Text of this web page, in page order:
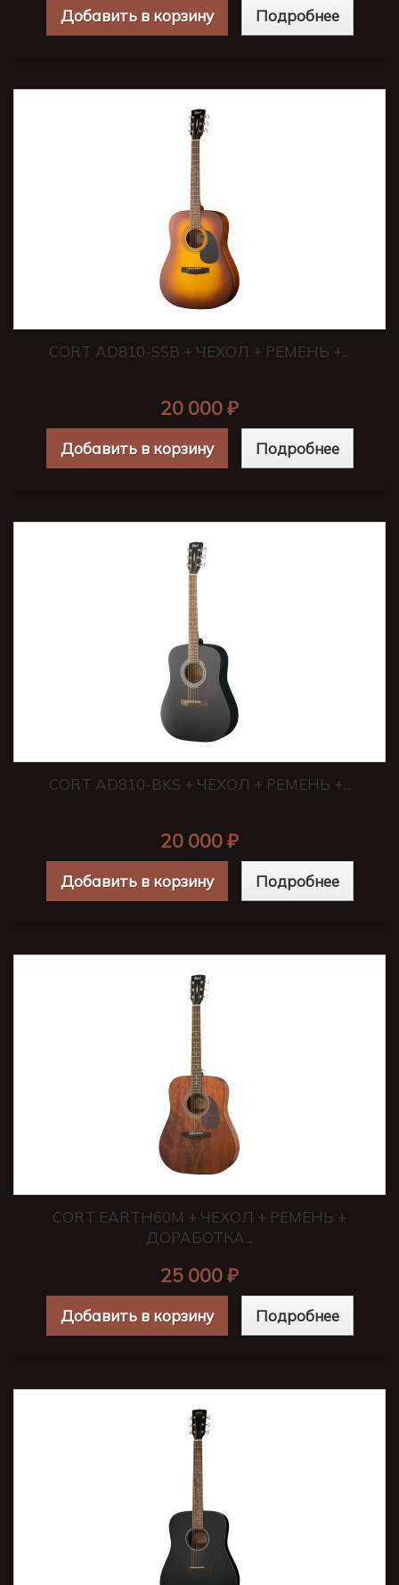
Добавить в корзину Подробнее
CORT AD810-SSB + ЧЕХОЛ + РЕМЕНЬ +...
20 000 ₽
Добавить в корзину Подробнее
CORT AD810-BKS + ЧЕХОЛ + РЕМЕНЬ +...
20 000 ₽
Добавить в корзину Подробнее
CORT EARTH60M + ЧЕХОЛ + РЕМЕНЬ +
ДОРАБОТКА...
25 000 ₽
Добавить в корзину Подробнее